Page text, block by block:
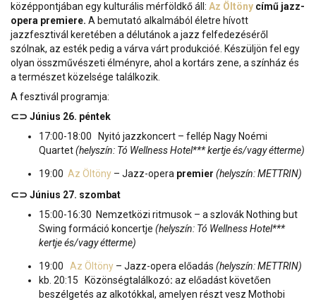
középpontjában egy kulturális mérföldkő áll: Az Öltöny című jazz-
opera premiere. A bemutató alkalmából életre hívott
jazzfesztivál keretében a délutánok a jazz felfedezéséről
szólnak, az esték pedig a várva várt produkcióé. Készüljön fel egy
olyan összművészeti élményre, ahol a kortárs zene, a színház és
a természet közelsége találkozik.
A fesztivál programja:
⊂⊃ Június 26. péntek
17:00-18:00 Nyitó jazzkoncert – fellép Nagy Noémi
Quartet(helyszín: Tó Wellness Hotel*** kertje és/vagy étterme)
19:00 Az Öltöny – Jazz-opera premier (helyszín: METTRIN)
⊂⊃ Június 27. szombat
15:00-16:30 Nemzetközi ritmusok – a szlovák Nothing but
Swing formáció koncertje (helyszín: Tó Wellness Hotel***
kertje és/vagy étterme)
19:00 Az Öltöny – Jazz-opera előadás (helyszín: METTRIN)
kb. 20:15 Közönségtalálkozó: az előadást követően
beszélgetés az alkotókkal, amelyen részt vesz Mothobi